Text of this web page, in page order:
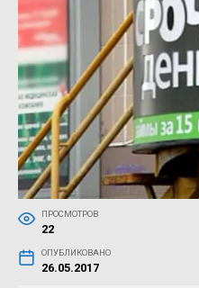
ПРОСМОТРОВ
22
ОПУБЛИКОВАНО
26.05.2017